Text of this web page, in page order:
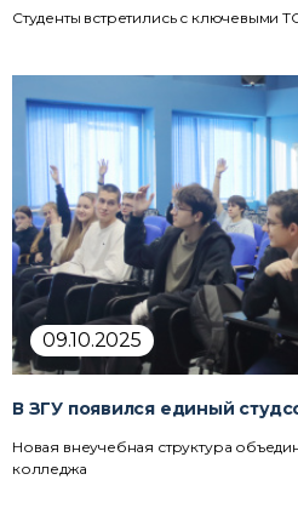
Студенты встретились с ключевыми
09.10.2025
В ЗГУ появился единый
Новая внеучебная структура
колледжа